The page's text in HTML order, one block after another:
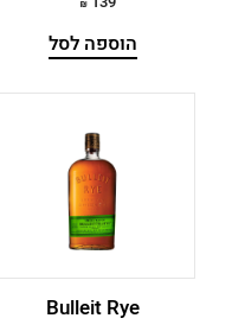
GlenGlassaugh
Glengoyne
Glenmorangie
Glenrothes
הוספה לסל
Bulleit Rye